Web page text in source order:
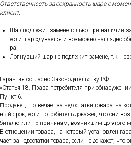
От­ветс­твен­ность за сох­ранность ша­ра с
кли­ент.
Шар под­ле­жит за­мене толь­ко при на­личии
ес­ли шар сду­ва­ет­ся и воз­можно наг­лядно
ра.
Лоп­нувший шар не под­ле­жит за­мене, т.к.
Га­ран­тия сог­ласно За­коно­датель­ству РФ.
«Статья 18. Пра­ва пот­ре­бите­ля при об­на­руже­нии
Пункт 6.
Про­давец … от­ве­ча­ет за не­дос­татки то­вара, на
ный срок, ес­ли пот­ре­битель до­кажет, что они
бите­лю или по при­чинам, воз­никшим до это­го
В от­но­шении то­вара, на ко­торый ус­та­нов­лен
ча­ет за не­дос­татки то­вара, ес­ли не до­кажет,